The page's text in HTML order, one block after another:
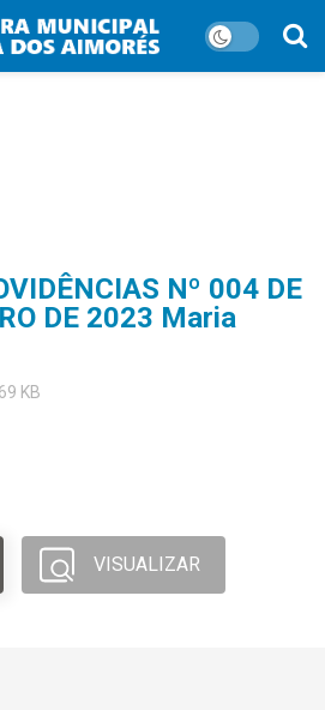
Nº 004 DE
DE 2023 Maria
KB
VISUALIZAR